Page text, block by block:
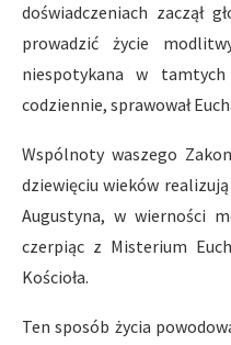
doświadczeniach zaczął
prowadzić życie
niespotykana w
codziennie, sprawował
Wspólnoty waszego
dziewięciu wieków realizują
Augustyna, w wierności
czerpiąc z Misterium
Kościoła.
Ten sposób życia